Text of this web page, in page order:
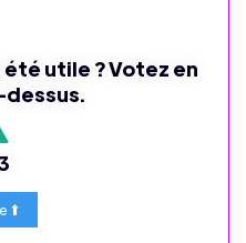
utile ? Votez en
dessus.